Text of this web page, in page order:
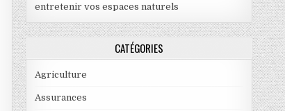
entretenir vos espaces naturels
CATÉGORIES
Agriculture
Assurances